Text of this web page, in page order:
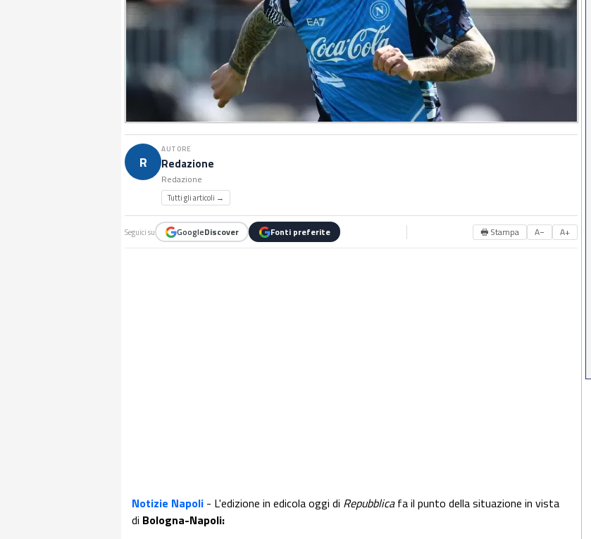
R
AUTORE
Redazione
Redazione
Tutti gli articoli →
Seguici su GoogleDiscover Fonti preferite 🖶 Stampa A− A+
Notizie Napoli - L'edizione in edicola oggi di Repubblicafa il punto della situazione in vista
di Bologna-Napoli: